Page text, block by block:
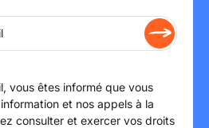
vous êtes informé que vous
et nos appels à la
consulter et exercer vos droits